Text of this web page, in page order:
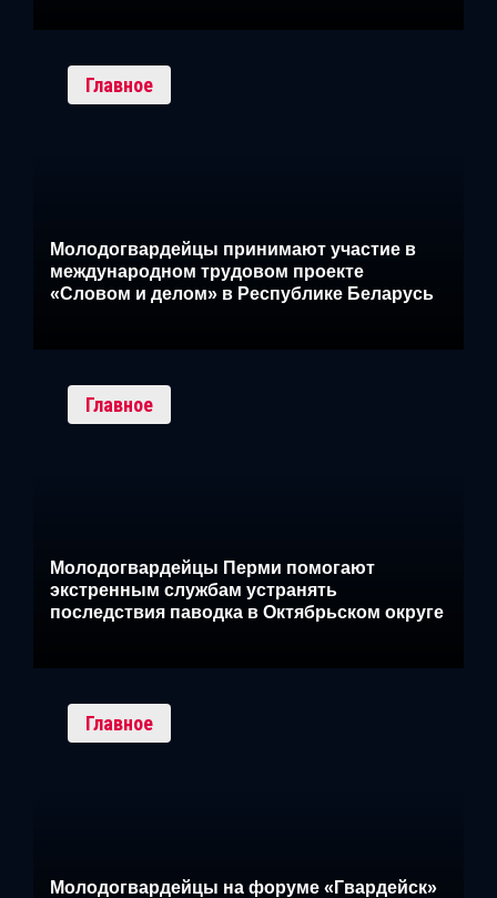
Главное
Молодогвардейцы принимают участие в
международном трудовом проекте
«Словом и делом» в Республике Беларусь
Главное
Молодогвардейцы Перми помогают
экстренным службам устранять
последствия паводка в Октябрьском округе
Главное
Молодогвардейцы на форуме «Гвардейск»